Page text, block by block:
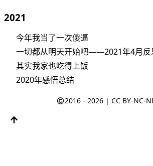
2021
今年我当了一次傻逼
一切都从明天开始吧——2021年4月反
其实我家也吃得上饭
2020年感悟总结
2016 - 2026 |CC BY-NC-